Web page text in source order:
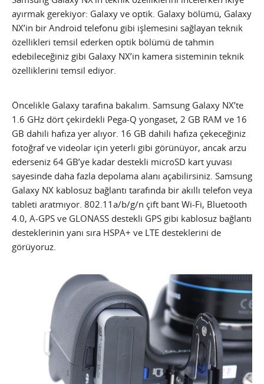
ayırmak gerekiyor: Galaxy ve optik. Galaxy bölümü, Galaxy
NX’in bir Android telefonu gibi işlemesini sağlayan teknik
özellikleri temsil ederken optik bölümü de tahmin
edebileceğiniz gibi Galaxy NX’in kamera sisteminin teknik
özelliklerini temsil ediyor.
Öncelikle Galaxy tarafına bakalım. Samsung Galaxy NX’te
1.6 GHz dört çekirdekli Pega-Q yongaset, 2 GB RAM ve 16
GB dahili hafıza yer alıyor. 16 GB dahili hafıza çekeceğiniz
fotoğraf ve videolar için yeterli gibi görünüyor, ancak arzu
ederseniz 64 GB’ye kadar destekli microSD kart yuvası
sayesinde daha fazla depolama alanı açabilirsiniz. Samsung
Galaxy NX kablosuz bağlantı tarafında bir akıllı telefon veya
tableti aratmıyor. 802.11a/b/g/n çift bant Wi-Fi, Bluetooth
4.0, A-GPS ve GLONASS destekli GPS gibi kablosuz bağlantı
desteklerinin yanı sıra HSPA+ ve LTE desteklerini de
görüyoruz.